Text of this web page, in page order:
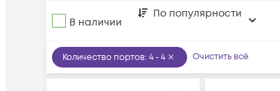
В наличии
По популярности
Количество портов: 4 - 4 Очистить всё